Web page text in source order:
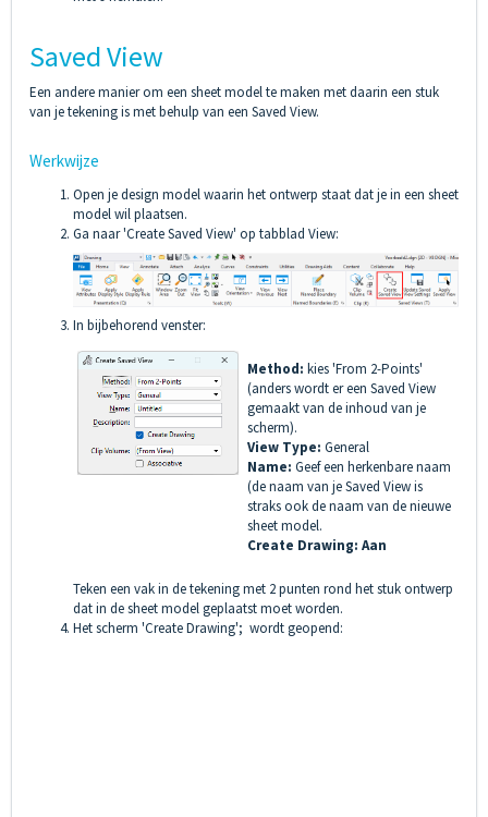
Saved View
Een andere manier om een sheet model te maken met daarin een stuk
van je tekening is met behulp van een Saved View.
Werkwijze
Open je design model waarin het ontwerp staat dat je in een sheet
model wil plaatsen.
Ga naar 'Create Saved View' op tabblad View:
In bijbehorend venster:
Method: kies 'From 2-Points'
(anders wordt er een Saved View
gemaakt van de inhoud van je
scherm).
View Type: General
Name: Geef een herkenbare naam
(de naam van je Saved View is
straks ook de naam van de nieuwe
sheet model.
Create Drawing: Aan
Teken een vak in de tekening met 2 punten rond het stuk ontwerp
dat in de sheet model geplaatst moet worden.
Het scherm 'Create Drawing'; wordt geopend: